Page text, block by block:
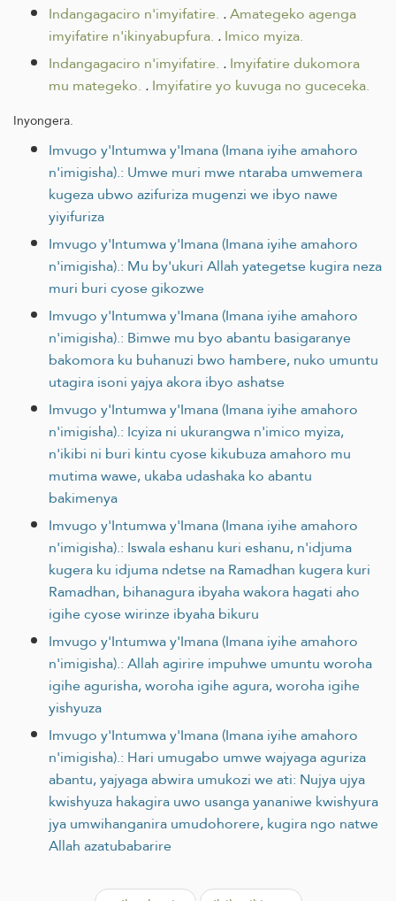
Indangagaciro n'imyifatire. .Amategeko agenga
imyifatire n'ikinyabupfura. .Imico myiza.
Indangagaciro n'imyifatire. .Imyifatire dukomora
mu mategeko. .Imyifatire yo kuvuga no guceceka.
Inyongera.
Imvugo y'Intumwa y'Imana (Imana iyihe amahoro
n'imigisha).: Umwe muri mwe ntaraba umwemera
kugeza ubwo azifuriza mugenzi we ibyo nawe
yiyifuriza
Imvugo y'Intumwa y'Imana (Imana iyihe amahoro
n'imigisha).: Mu by'ukuri Allah yategetse kugira neza
muri buri cyose gikozwe
Imvugo y'Intumwa y'Imana (Imana iyihe amahoro
n'imigisha).: Bimwe mu byo abantu basigaranye
bakomora ku buhanuzi bwo hambere, nuko umuntu
utagira isoni yajya akora ibyo ashatse
Imvugo y'Intumwa y'Imana (Imana iyihe amahoro
n'imigisha).: Icyiza ni ukurangwa n'imico myiza,
n'ikibi ni buri kintu cyose kikubuza amahoro mu
mutima wawe, ukaba udashaka ko abantu
bakimenya
Imvugo y'Intumwa y'Imana (Imana iyihe amahoro
n'imigisha).: Iswala eshanu kuri eshanu, n'idjuma
kugera ku idjuma ndetse na Ramadhan kugera kuri
Ramadhan, bihanagura ibyaha wakora hagati aho
igihe cyose wirinze ibyaha bikuru
Imvugo y'Intumwa y'Imana (Imana iyihe amahoro
n'imigisha).: Allah agirire impuhwe umuntu woroha
igihe agurisha, woroha igihe agura, woroha igihe
yishyuza
Imvugo y'Intumwa y'Imana (Imana iyihe amahoro
n'imigisha).: Hari umugabo umwe wajyaga aguriza
abantu, yajyaga abwira umukozi we ati: Nujya ujya
kwishyuza hakagira uwo usanga yananiwe kwishyura
jya umwihanganira umudohorere, kugira ngo natwe
Allah azatubabarire